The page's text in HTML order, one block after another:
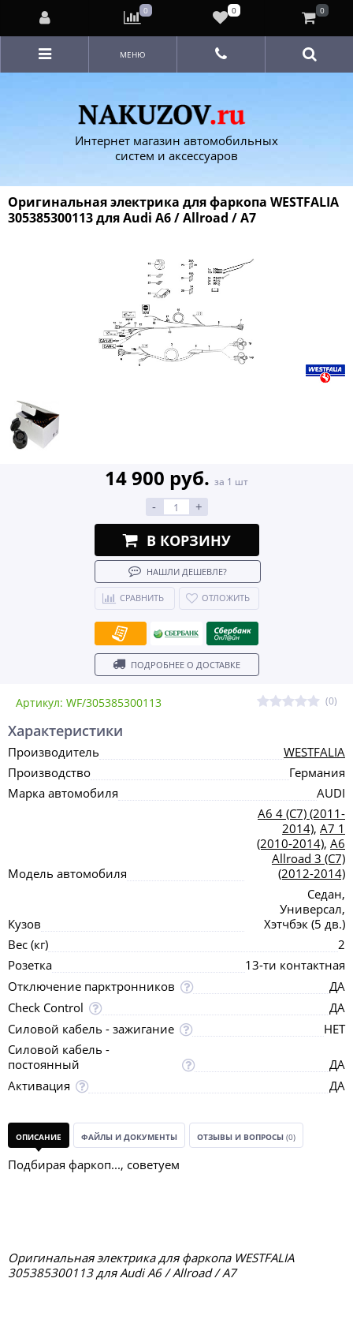
Интернет магазин автомобильных
систем и аксессуаров
МЕНЮ
Оригинальная электрика для фаркопа WESTFALIA
305385300113 для Audi A6 / Allroad / A7
Артикул: WF/305385300113 (0)
14 900 руб. за 1 шт
- +
В КОРЗИНУ
НАШЛИ ДЕШЕВЛЕ?
СРАВНИТЬ ОТЛОЖИТЬ
ПОДРОБНЕЕ О ДОСТАВКЕ
Характеристики
Производитель
WESTFALIA
Производство
Германия
Марка автомобиля
AUDI
Модель автомобиля
A6 4 (C7) (2011-
2014), A7 1
(2010-2014), A6
Allroad 3 (C7)
(2012-2014)
Кузов
Седан,
Универсал,
Хэтчбэк (5 дв.)
Вес (кг)
2
Розетка
13-ти контактная
Отключение парктронников
ДА
Check Control
ДА
Силовой кабель - зажигание
НЕТ
Силовой кабель -
постоянный
ДА
Активация
ДА
ОПИСАНИЕ ФАЙЛЫ И ДОКУМЕНТЫ ОТЗЫВЫ И ВОПРОСЫ (0)
Подбирая фаркоп..., советуем
Оригинальная электрика для фаркопа WESTFALIA
305385300113 для Audi A6 / Allroad / A7
0 0 0